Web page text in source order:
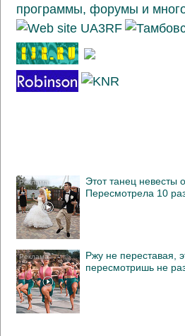
Этот танец невесты
Пересмотрела 10
Ржу не переставая,
пересмотришь не